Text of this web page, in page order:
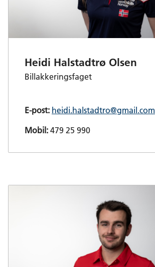
Heidi Halstadtrø Olsen
Billakkeringsfaget
E-post: heidi.halstadtro@gmail.com
Mobil:479 25 990